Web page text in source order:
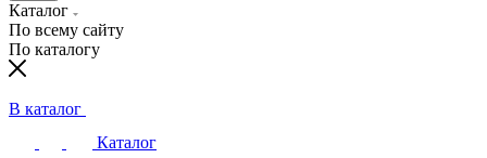
Каталог
По всему сайту
По каталогу
В каталог
Каталог